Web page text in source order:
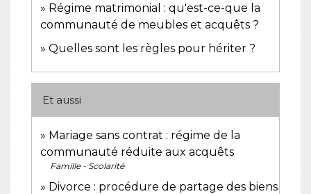
Régime matrimonial : qu'est-ce-que la
communauté de meubles et acquêts ?
Quelles sont les règles pour hériter ?
Et aussi
Mariage sans contrat : régime de la
communauté réduite aux acquêts
Famille - Scolarité
Divorce : procédure de partage des biens